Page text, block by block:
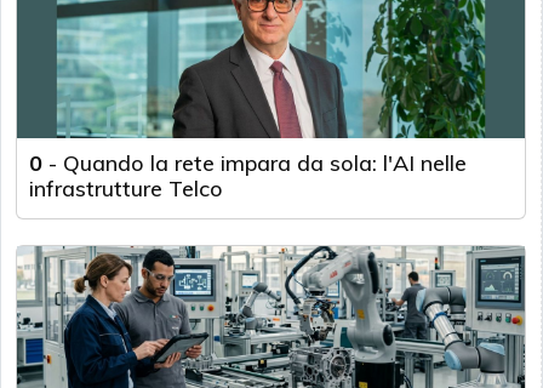
0 - Quando la rete impara da sola: l'AI nelle
infrastrutture Telco